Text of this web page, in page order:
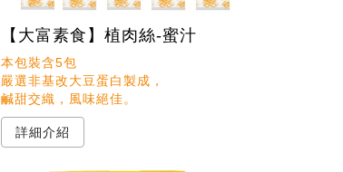
【大富素食】植肉絲-蜜汁
本包裝含5包
嚴選非基改大豆蛋白製成，
詳細介紹